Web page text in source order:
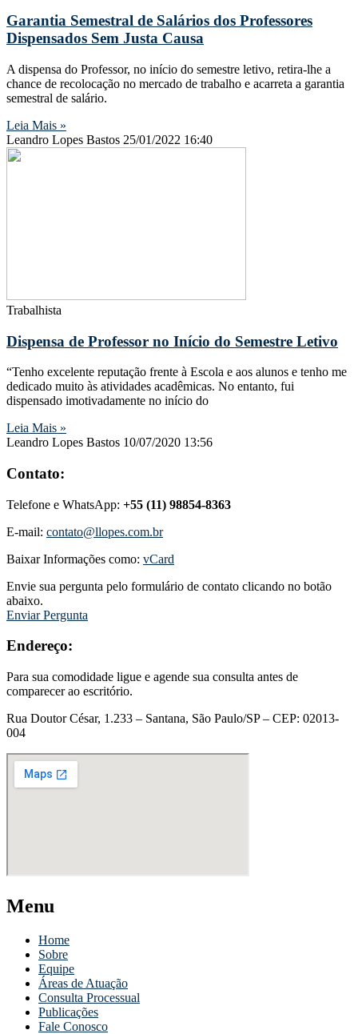
Garantia Semestral de Salários dos Professores
Dispensados Sem Justa Causa
A dispensa do Professor, no início do semestre letivo, retira-lhe a
chance de recolocação no mercado de trabalho e acarreta a garantia
semestral de salário.
Leia Mais »
Leandro Lopes Bastos 25/01/2022 16:40
Trabalhista
Dispensa de Professor no Início do Semestre Letivo
“Tenho excelente reputação frente à Escola e aos alunos e tenho me
dedicado muito às atividades acadêmicas. No entanto, fui
dispensado imotivadamente no início do
Leia Mais »
Leandro Lopes Bastos 10/07/2020 13:56
Contato:
Telefone e WhatsApp: +55 (11) 98854-8363
E-mail: contato@llopes.com.br
Baixar Informações como: vCard
Envie sua pergunta pelo formulário de contato clicando no botão
abaixo.
Enviar Pergunta
Endereço:
Para sua comodidade ligue e agende sua consulta antes de
comparecer ao escritório.
Rua Doutor César, 1.233 – Santana, São Paulo/SP – CEP: 02013-
004
Menu
Home
Sobre
Equipe
Áreas de Atuação
Consulta Processual
Publicações
Fale Conosco